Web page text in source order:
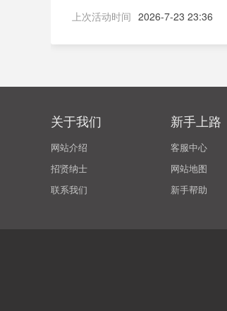
上次活动时间 2026-7-23 23:36
关于我们
网站介绍
招贤纳士
联系我们
新手上路
客服中心
网站地图
新手帮助